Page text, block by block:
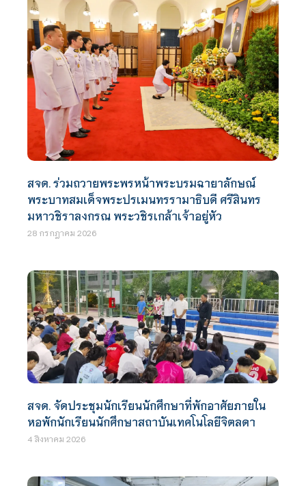
สจด. ร่วมถวายพระพรหน้าพระบรมฉายาลักษณ์
พระบาทสมเด็จพระปรเมนทรรามาธิบดี ศรีสินทร
มหาวชิราลงกรณ พระวชิรเกล้าเจ้าอยู่หัว
28 กรกฎาคม 2026
สจด. จัดประชุมนักเรียนนักศึกษาที่พักอาศัยภายใน
หอพักนักเรียนนักศึกษาสถาบันเทคโนโลยีจิตลดา
4 สิงหาคม 2026